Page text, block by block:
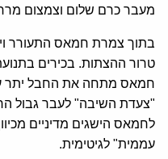
מעבר כרם שלום וצמצום
בתוך צמרת חמאס התעורר
טרור ההצתות. בכירים
חמאס מתחה את החבל יתר
"צעדת השיבה" לעבר גבול
לחמאס הישגים מדיניים
עממית" לגיטימית.